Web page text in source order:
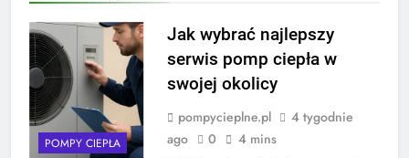
POMPY CIEPŁA
Jak wybrać najlepszy
serwis pomp ciepła w
swojej okolicy
pompycieplne.pl
4 tygodnie
ago
0 4 mins